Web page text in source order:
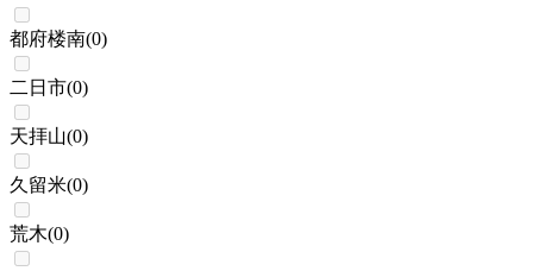
都府楼南(0)
二日市(0)
天拝山(0)
久留米(0)
荒木(0)